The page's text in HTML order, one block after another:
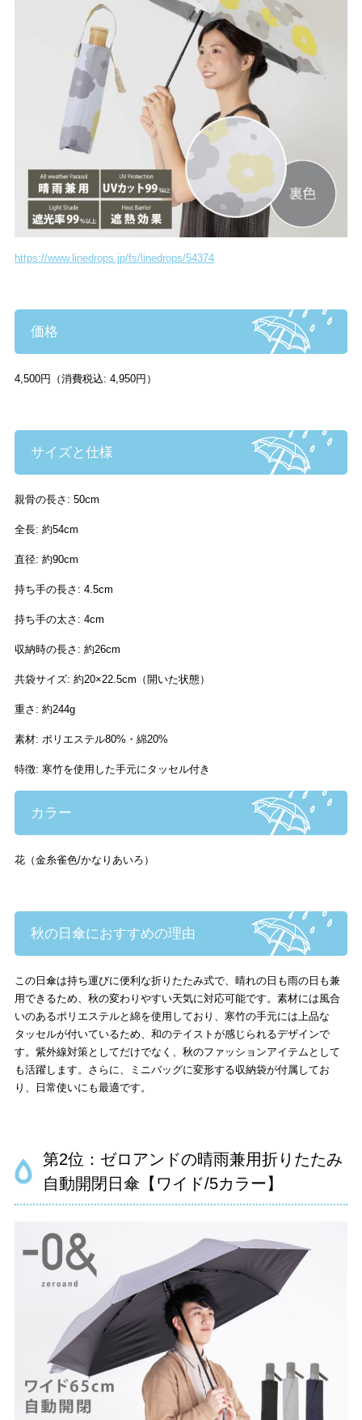
https://www.linedrops.jp/fs/linedrops/54374
価格
4,500円（消費税込: 4,950円）
サイズと仕様
親骨の長さ: 50cm
全長: 約54cm
直径: 約90cm
持ち手の長さ: 4.5cm
持ち手の太さ: 4cm
収納時の長さ: 約26cm
共袋サイズ: 約20×22.5cm（開いた状態）
重さ: 約244g
素材: ポリエステル80%・綿20%
特徴: 寒竹を使用した手元にタッセル付き
カラー
花（金糸雀色/かなりあいろ）
秋の日傘におすすめの理由
この日傘は持ち運びに便利な折りたたみ式で、晴れの日も雨の日も兼
用できるため、秋の変わりやすい天気に対応可能です。素材には風合
いのあるポリエステルと綿を使用しており、寒竹の手元には上品な
タッセルが付いているため、和のテイストが感じられるデザインで
す。紫外線対策としてだけでなく、秋のファッションアイテムとして
も活躍します。さらに、ミニバッグに変形する収納袋が付属してお
り、日常使いにも最適です。
第2位：ゼロアンドの晴雨兼用折りたたみ
自動開閉日傘【ワイド/5カラー】